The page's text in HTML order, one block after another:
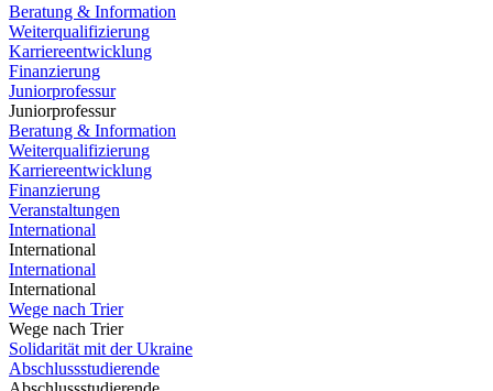
Beratung & Information
Weiterqualifizierung
Karriereentwicklung
Finanzierung
Juniorprofessur
Juniorprofessur
Beratung & Information
Weiterqualifizierung
Karriereentwicklung
Finanzierung
Veranstaltungen
International
International
International
International
Wege nach Trier
Wege nach Trier
Solidarität mit der Ukraine
Abschlussstudierende